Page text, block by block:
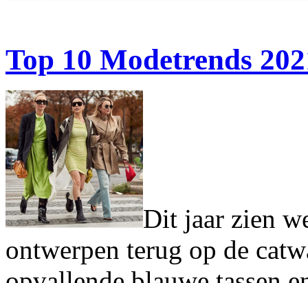
Top 10 Modetrends
Dit jaar zien
ontwerpen terug op de